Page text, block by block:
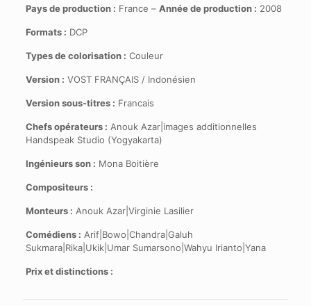
Pays de production : France – Année de production : 2008
Formats : DCP
Types de colorisation : Couleur
Version : VOST FRANÇAIS / Indonésien
Version sous-titres : Francais
Chefs opérateurs : Anouk Azar|images additionnelles
Handspeak Studio (Yogyakarta)
Ingénieurs son : Mona Boitière
Compositeurs :
Monteurs : Anouk Azar|Virginie Lasilier
Comédiens : Arif|Bowo|Chandra|Galuh
Sukmara|Rika|Ukik|Umar Sumarsono|Wahyu Irianto|Yana
Prix et distinctions :